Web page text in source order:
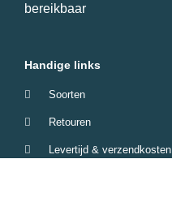
bereikbaar
Handige links
Soorten
Retouren
Levertijd & verzendkosten